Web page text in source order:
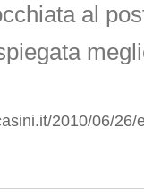
al
2010/06/